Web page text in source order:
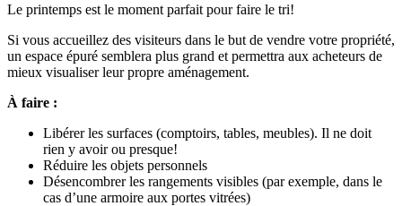
Le printemps est le moment parfait pour faire le tri!
Si vous accueillez des visiteurs dans le but de vendre votre propriété,
un espace épuré semblera plus grand et permettra aux acheteurs de
mieux visualiser leur propre aménagement.
À faire :
Libérer les surfaces (comptoirs, tables, meubles). Il ne doit
rien y avoir ou presque!
Réduire les objets personnels
Désencombrer les rangements visibles (par exemple, dans le
cas d’une armoire aux portes vitrées)